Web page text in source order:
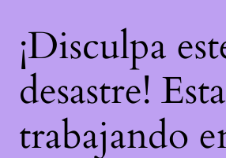
¡Disculpa
desastre!
trabajando